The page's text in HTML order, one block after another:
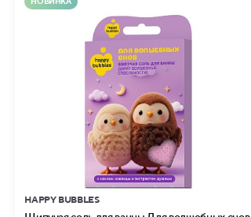
HAPPY BUBBLES